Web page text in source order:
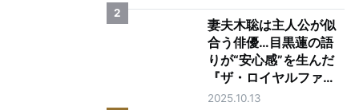
2
妻夫木聡は主人公が似
合う俳優…目黒蓮の語
りが“安心感”を生んだ
『ザ・ロイヤルファミ
リー』第1話
2025.10.13